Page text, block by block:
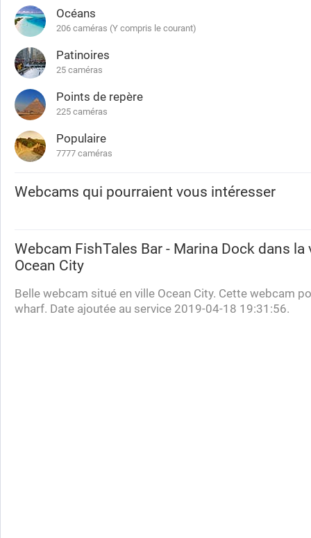
Océans
206 caméras (Y compris le courant)
Patinoires
25 caméras
Points de repère
225 caméras
Populaire
7777 caméras
Webcams qui pourraient vous intéresser
Webcam FishTales Bar - Marina Dock dans la
Ocean City
Belle webcam situé en ville Ocean City. Cette webcam
wharf. Date ajoutée au service 2019-04-18 19:31:56.